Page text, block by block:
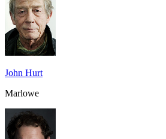
John Hurt
Marlowe